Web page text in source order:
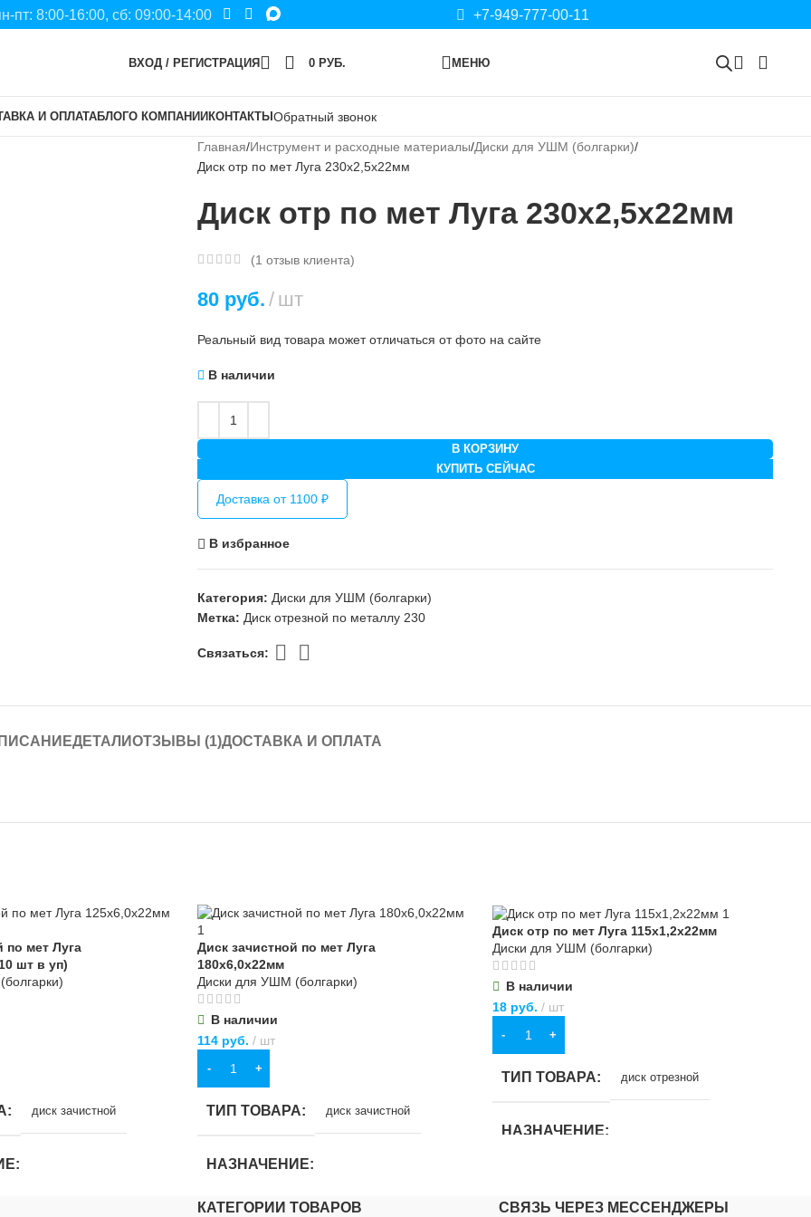
пт: 8:00-16:00, сб: 09:00-14:00 +7-949-777-00-11
ВХОД / РЕГИСТРАЦИЯ 0 РУБ. МЕНЮ
И ОПЛАТАБЛОГО КОМПАНИИКОНТАКТЫОбратный звонок
Главная Инструмент и расходные материалы Диски для УШМ (болгарки)
Диск отр по мет Луга 230х2,5х22мм
Диск отр по мет Луга 230х2,5х22мм
(1 отзыв клиента)
80 руб. шт
Реальный вид товара может отличаться от фото на сайте
В наличии
В КОРЗИНУ
КУПИТЬ СЕЙЧАС
Доставка от 1100 ₽
В избранное
Категория: Диски для УШМ (болгарки)
Метка: Диск отрезной по металлу 230
Связаться:
ДЕТАЛИОТЗЫВЫ (1)ДОСТАВКА И ОПЛАТА
по мет Луга
шт в уп)
диск зачистной
Диск зачистной по мет Луга
180х6,0х22мм
Диски для УШМ (болгарки)
В наличии
114 руб. шт
В КОРЗИНУ
ТИП ТОВАРА диск зачистной
НАЗНАЧЕНИЕ
для строительства,для хозяйственно-
Диск отр по мет Луга 115х1,2х22мм
Диски для УШМ (болгарки)
В наличии
18руб. шт
В КОРЗИНУ
ТИП ТОВАРА диск отрезной
НАЗНАЧЕНИЕ
КАТЕГОРИИ ТОВАРОВ СВЯЗЬ ЧЕРЕЗ МЕССЕНДЖЕРЫ